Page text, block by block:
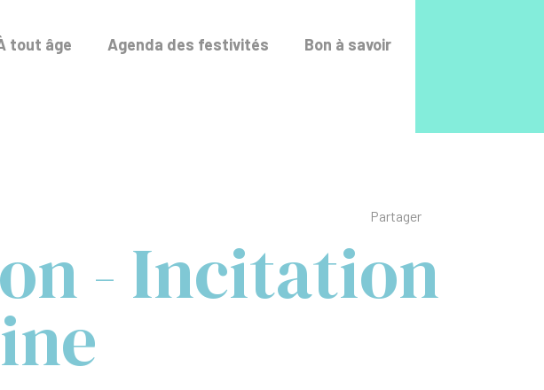
tout âge Agenda des festivités Bon à savoir
Partager
- Incitation